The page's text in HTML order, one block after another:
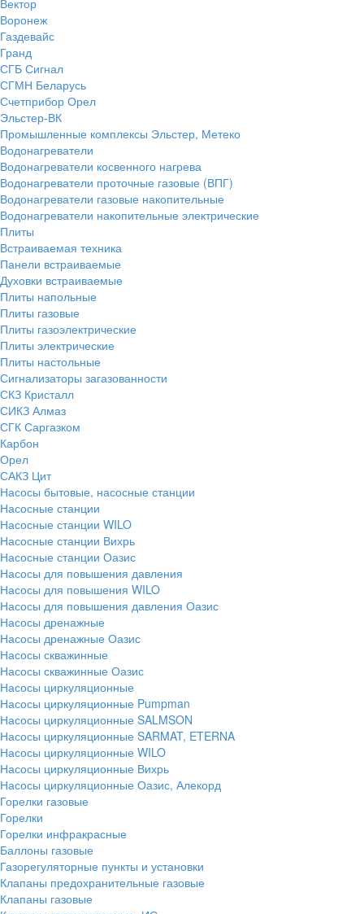
Воронеж
Газдевайс
Гранд
СГБ Сигнал
СГМН Беларусь
Счетприбор Орел
Эльстер-ВК
Промышленные комплексы Эльстер, Метеко
Водонагреватели
Водонагреватели косвенного нагрева
Водонагреватели проточные газовые (ВПГ)
Водонагреватели газовые накопительные
Водонагреватели накопительные электрические
Плиты
Встраиваемая техника
Панели встраиваемые
Духовки встраиваемые
Плиты напольные
Плиты газовые
Плиты газоэлектрические
Плиты электрические
Плиты настольные
Сигнализаторы загазованности
СКЗ Кристалл
СИКЗ Алмаз
СГК Саргазком
Карбон
Орел
САКЗ Цит
Насосы бытовые, насосные станции
Насосные станции
Насосные станции WILO
Насосные станции Вихрь
Насосные станции Оазис
Насосы для повышения давления
Насосы для повышения WILO
Насосы для повышения давления Оазис
Насосы дренажные
Насосы дренажные Оазис
Насосы скважинные
Насосы скважинные Оазис
Насосы циркуляционные
Насосы циркуляционные Pumpman
Насосы циркуляционные SALMSON
Насосы циркуляционные SARMAT, ETERNA
Насосы циркуляционные WILO
Насосы циркуляционные Вихрь
Насосы циркуляционные Оазис, Алекорд
Горелки газовые
Горелки
Горелки инфракрасные
Баллоны газовые
Газорегуляторные пункты и установки
Клапаны предохранительные газовые
Клапаны газовые